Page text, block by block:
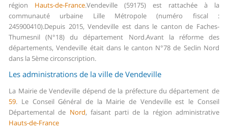
région Hauts-de-France.Vendeville (59175) est rattachée à la
communauté urbaine Lille Métropole (numéro fiscal :
245900410).Depuis 2015, Vendeville est dans le canton de Faches-
Thumesnil (N°18) du département Nord.Avant la réforme des
départements, Vendeville était dans le canton N°78 de Seclin Nord
dans la 5ème circonscription.
Les administrations de la ville de Vendeville
La Mairie de Vendeville dépend de la préfecture du département de
59. Le Conseil Général de la Mairie de Vendeville est le Conseil
Départemental de Nord, faisant parti de la région administrative
Hauts-de-France